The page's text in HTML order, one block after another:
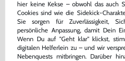
Original Wireless DualShock 4
Controller #Jet Black / schwarz
V1 [Sony]
gebraucht
V2
hier keine Kekse – obwohl das auch
Cookies sind wie die Sidekick-
Sie sorgen für Zuverlässigkeit,
persönliche Anpassung, damit Dein
Wenn Du auf "Geht klar" klickst,
digitalen Helferlein zu – und wir
Nebenquests mitbringen. Darüber